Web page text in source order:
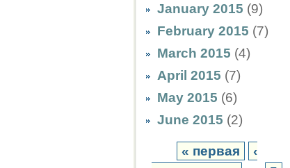
January 2015 (9)
February 2015 (7)
March 2015 (4)
April 2015 (7)
May 2015 (6)
June 2015 (2)
« первая
‹